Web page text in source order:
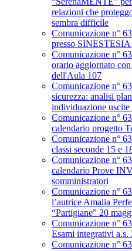
relazioni che
sembra difficile
Comunicazione n°
presso
Comunicazione n°
orario aggiornato
dell'Aula 107
Comunicazione n°
sicurezza: analisi
individuazione
Comunicazione n°
calendario progetto
Comunicazione n°
classi seconde 15 e
Comunicazione n°
calendario Prove
somministratori
Comunicazione n°
l’autrice Amalia
“Partigiane” 20
Comunicazione n°
Esami integrativi
Comunicazione n°